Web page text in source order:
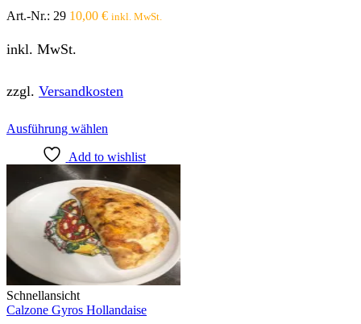
Art.-Nr.: 29 10,00 € inkl. MwSt.
inkl. MwSt.
zzgl. Versandkosten
Ausführung wählen
weist
mehrere
Varianten
auf.
Die
Optionen
können
auf
der
Produktseite
werden
Add to wishlist
Schnellansicht
Calzone Gyros Hollandaise